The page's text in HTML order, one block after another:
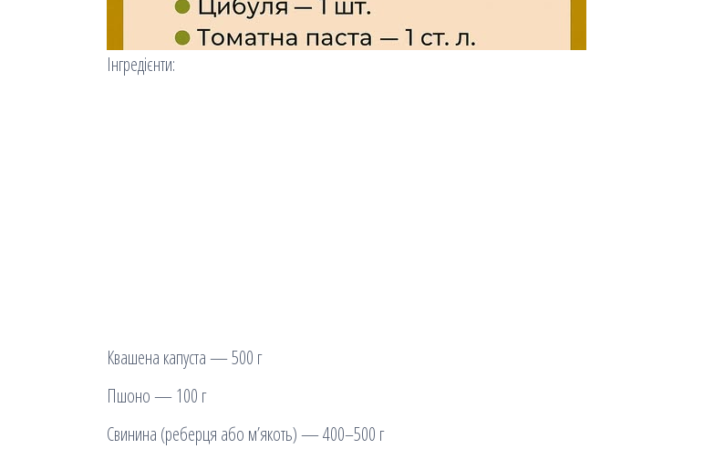
Інгредієнти:
Квашена капуста — 500 г
Пшоно — 100 г
Свинина (реберця або м’якоть) — 400–500 г